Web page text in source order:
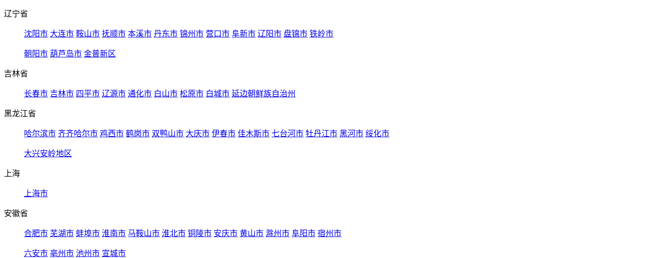
辽宁省
沈阳市 大连市 鞍山市 抚顺市 本溪市 丹东市 锦州市 营口市 阜新市 辽阳市 盘锦市 铁岭市
朝阳市 葫芦岛市 金普新区
吉林省
长春市 吉林市 四平市 辽源市 通化市 白山市 松原市 白城市 延边朝鲜族自治州
黑龙江省
哈尔滨市 齐齐哈尔市 鸡西市 鹤岗市 双鸭山市 大庆市 伊春市 佳木斯市 七台河市 牡丹江市 黑河市 绥化市
大兴安岭地区
上海
上海市
安徽省
合肥市 芜湖市 蚌埠市 淮南市 马鞍山市 淮北市 铜陵市 安庆市 黄山市 滁州市 阜阳市 宿州市
六安市 亳州市 池州市 宣城市